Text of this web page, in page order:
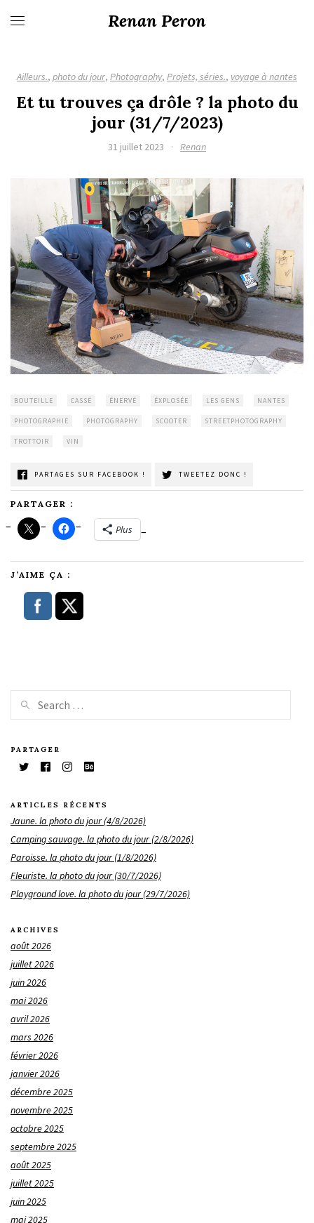
Renan Peron
Ailleurs., photo du jour, Photography, Projets, séries., voyage à nantes
Et tu trouves ça drôle ? la photo du
jour (31/7/2023)
31 juillet 2023 · Renan
BOUTEILLE CASSÉ ÉNERVÉ ÉXPLOSÉE LES GENS NANTES
PHOTOGRAPHIE PHOTOGRAPHY SCOOTER STREETPHOTOGRAPHY
TROTTOIR VIN
PARTAGES SUR FACEBOOK ! TWEETEZ DONC !
PARTAGER :
Plus
J’AIME ÇA :
PARTAGER
ARTICLES RÉCENTS
Jaune. la photo du jour (4/8/2026)
Camping sauvage. la photo du jour (2/8/2026)
Paroisse. la photo du jour (1/8/2026)
Fleuriste. la photo du jour (30/7/2026)
Playground love. la photo du jour (29/7/2026)
ARCHIVES
août 2026
juillet 2026
juin 2026
mai 2026
avril 2026
mars 2026
février 2026
janvier 2026
décembre 2025
novembre 2025
octobre 2025
septembre 2025
août 2025
juillet 2025
juin 2025
mai 2025